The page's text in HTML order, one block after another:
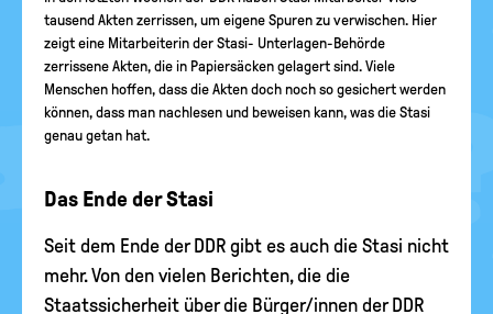
tausend Akten zerrissen, um eigene Spuren zu verwischen. Hier
zeigt eine Mitarbeiterin der Stasi- Unterlagen-Behörde
zerrissene Akten, die in Papiersäcken gelagert sind. Viele
Menschen hoffen, dass die Akten doch noch so gesichert werden
können, dass man nachlesen und beweisen kann, was die Stasi
genau getan hat.
Das Ende der Stasi
Seit dem Ende der DDR gibt es auch die Stasi nicht
mehr. Von den vielen Berichten, die die
Staatssicherheit über die Bürger/innen der DDR